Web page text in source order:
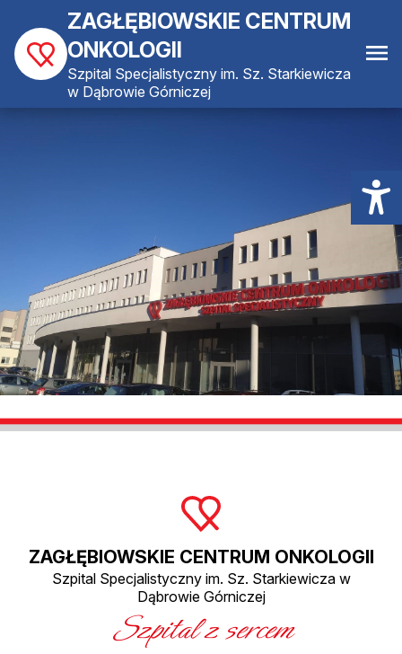
ZAGŁĘBIOWSKIE CENTRUM
ONKOLOGII
Szpital Specjalistyczny im. Sz. Starkiewicza
w Dąbrowie Górniczej
ZAGŁĘBIOWSKIE CENTRUM ONKOLOGII
Szpital Specjalistyczny im. Sz. Starkiewicza w
Dąbrowie Górniczej
Szpital z sercem